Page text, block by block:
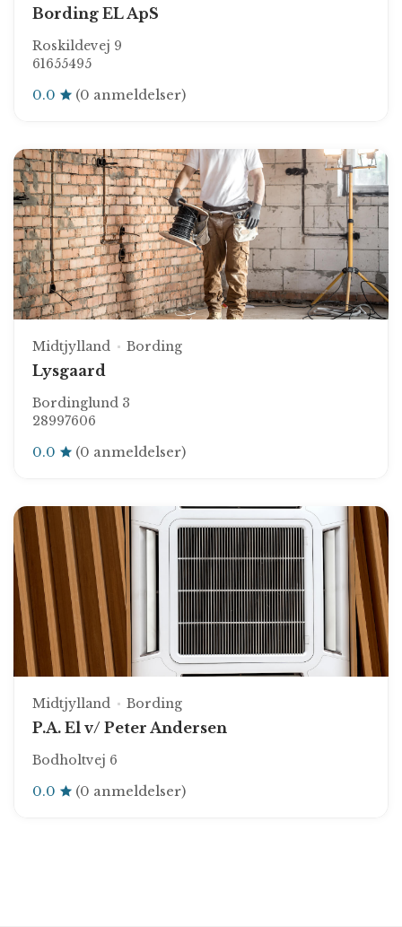
Bording EL ApS
Roskildevej 9
61655495
0.0 (0 anmeldelser)
Midtjylland Bording
Lysgaard
Bordinglund 3
28997606
0.0 (0 anmeldelser)
Midtjylland Bording
P.A. El v/ Peter Andersen
Bodholtvej 6
0.0 (0 anmeldelser)